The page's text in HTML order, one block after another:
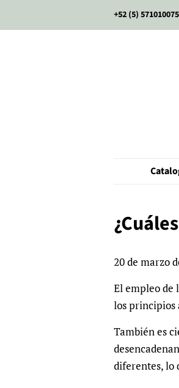
+52 (5) 571010075
20 de marzo
El empleo de
los principios
También es
diferentes, lo